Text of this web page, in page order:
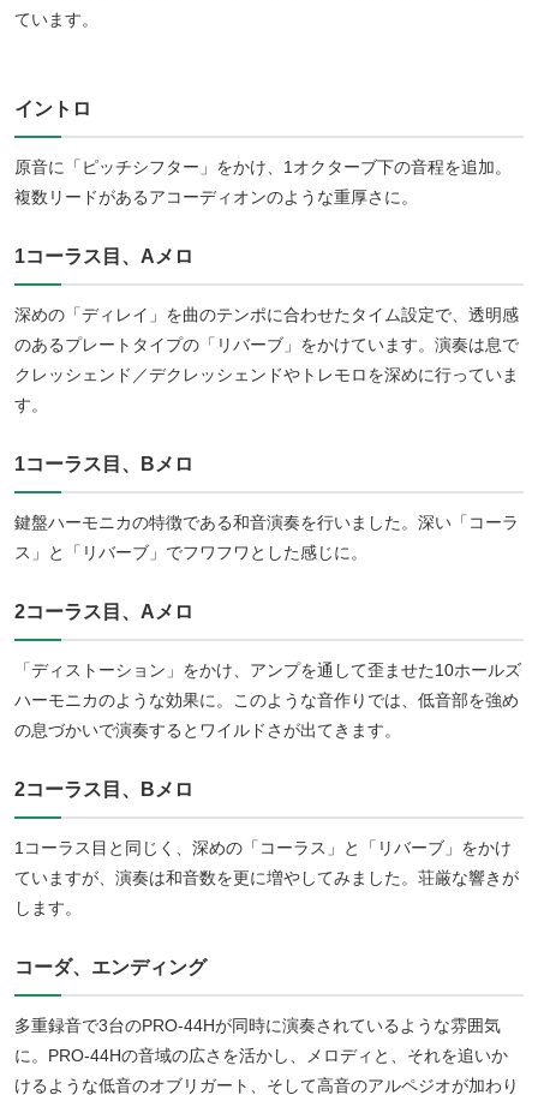
ています。
イントロ
原音に「ピッチシフター」をかけ、1オクターブ下の音程を追加。
複数リードがあるアコーディオンのような重厚さに。
1コーラス目、Aメロ
深めの「ディレイ」を曲のテンポに合わせたタイム設定で、透明感
のあるプレートタイプの「リバーブ」をかけています。演奏は息で
クレッシェンド／デクレッシェンドやトレモロを深めに行っていま
す。
1コーラス目、Bメロ
鍵盤ハーモニカの特徴である和音演奏を行いました。深い「コーラ
ス」と「リバーブ」でフワフワとした感じに。
2コーラス目、Aメロ
「ディストーション」をかけ、アンプを通して歪ませた10ホールズ
ハーモニカのような効果に。このような音作りでは、低音部を強め
の息づかいで演奏するとワイルドさが出てきます。
2コーラス目、Bメロ
1コーラス目と同じく、深めの「コーラス」と「リバーブ」をかけ
ていますが、演奏は和音数を更に増やしてみました。荘厳な響きが
します。
コーダ、エンディング
多重録音で3台のPRO-44Hが同時に演奏されているような雰囲気
に。PRO-44Hの音域の広さを活かし、メロディと、それを追いか
けるような低音のオブリガート、そして高音のアルペジオが加わり